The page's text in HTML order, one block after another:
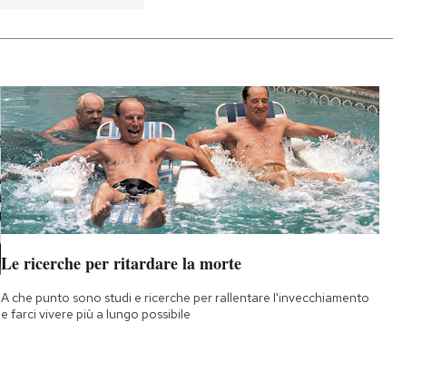
Le ricerche per ritardare la morte
A che punto sono studi e ricerche per rallentare l'invecchiamento
e farci vivere più a lungo possibile